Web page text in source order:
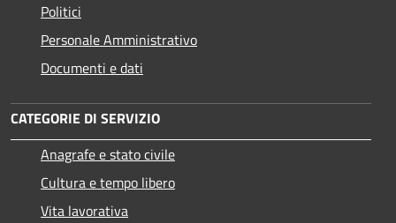
Politici
Personale Amministrativo
Documenti e dati
CATEGORIE DI SERVIZIO
Anagrafe e stato civile
Cultura e tempo libero
Vita lavorativa